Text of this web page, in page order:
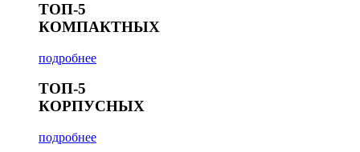
ТОП-5
КОМПАКТНЫХ
подробнее
ТОП-5
КОРПУСНЫХ
подробнее